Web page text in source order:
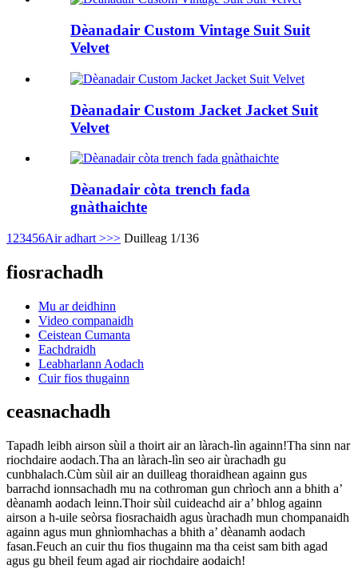
Dèanadair Custom Vintage Suit Suit
Velvet
Dèanadair Custom Jacket Jacket Suit
Velvet
Dèanadair còta trench fada
gnàthaichte
1 23456Air adhart >>> Duilleag 1/136
fiosrachadh
Mu ar deidhinn
Video companaidh
Ceistean Cumanta
Eachdraidh
Leabharlann Aodach
Cuir fios thugainn
ceasnachadh
Tapadh leibh airson sùil a thoirt air an làrach-lìn againn!Tha sinn nar
riochdaire aodach.Tha an làrach-lìn seo air ùrachadh gu
cunbhalach.Cùm sùil air an duilleag thoraidhean againn gus
barrachd ionnsachadh mu na cothroman gun chrìoch ann a bhith a’
dèanamh aodach leinn.Thoir sùil cuideachd air a’ bhlog againn
airson a h-uile seòrsa fiosrachaidh agus ùrachadh mun chompanaidh
againn agus mun ghnìomhachas a bhith a’ dèanamh aodach
fasan.Feuch an cuir thu fios thugainn ma tha ceist sam bith agad
agus gu bheil feum agad air riochdaire aodaich!